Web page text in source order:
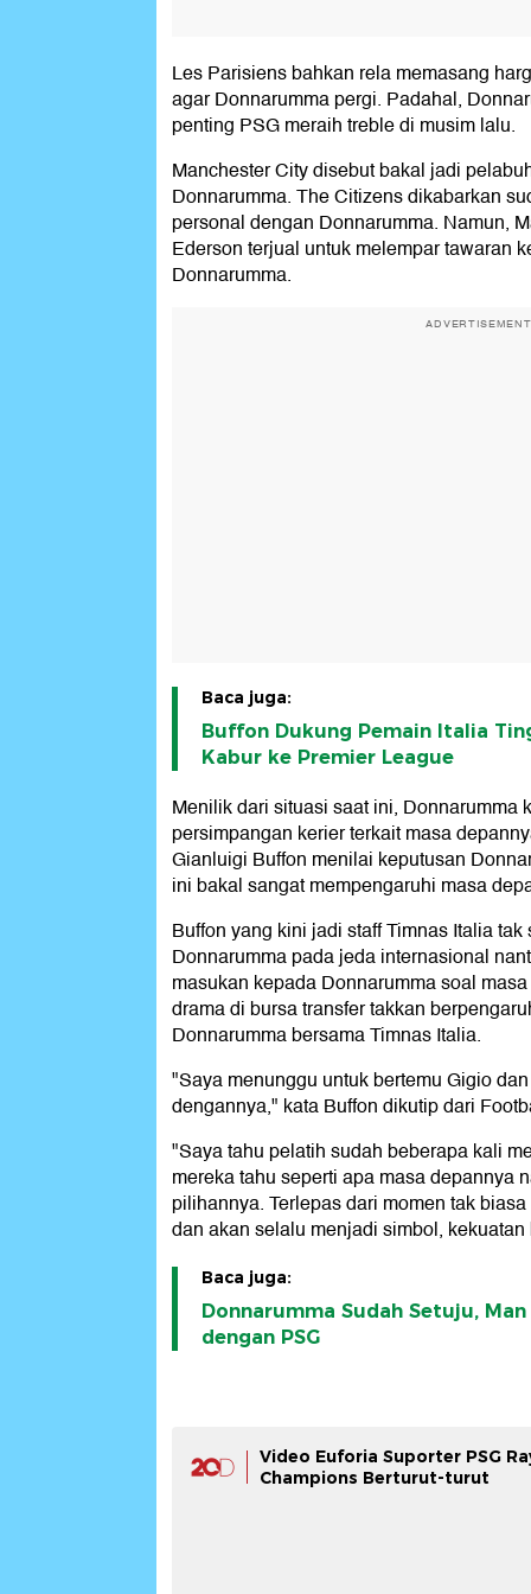
Les Parisiens bahkan rela memasang
agar Donnarumma pergi. Padahal,
penting PSG meraih treble di musim lalu.
Manchester City disebut bakal jadi
Donnarumma. The Citizens dikabarkan
personal dengan Donnarumma. Namun,
Ederson terjual untuk melempar tawaran
Donnarumma.
ADVERTISEMENT
Baca juga:
Buffon Dukung Pemain Italia
Kabur ke Premier League
Menilik dari situasi saat ini, Donnarumma
persimpangan kerier terkait masa
Gianluigi Buffon menilai keputusan
ini bakal sangat mempengaruhi masa
Buffon yang kini jadi staff Timnas Italia
Donnarumma pada jeda internasional
masukan kepada Donnarumma soal
drama di bursa transfer takkan
Donnarumma bersama Timnas Italia.
"Saya menunggu untuk bertemu Gigio
dengannya," kata Buffon dikutip dari
"Saya tahu pelatih sudah beberapa kali
mereka tahu seperti apa masa depannya
pilihannya. Terlepas dari momen tak
dan akan selalu menjadi simbol,
Baca juga:
Donnarumma Sudah Setuju,
dengan PSG
Video Euforia Suporter PSG
Champions Berturut-turut